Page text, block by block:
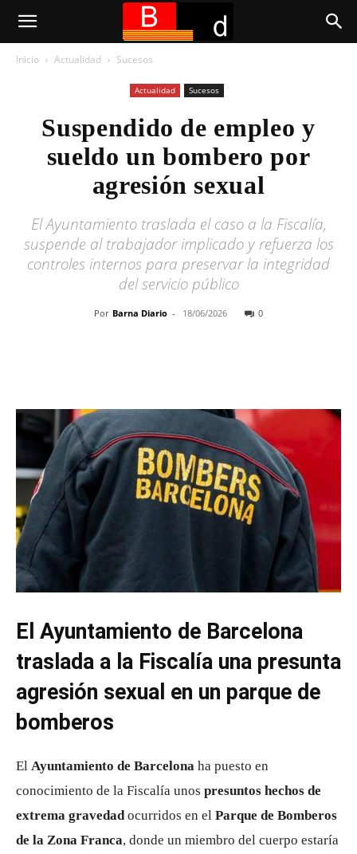
Inicio Actualidad Sucesos
Actualidad Sucesos
Suspendido de empleo y
sueldo un bombero por
agresión sexual
El Ayuntamiento traslada el caso a la Fiscalía,
suspende al trabajador implicado y refuerza los
controles internos para preservar la integridad
del servicio público
Por Barna Diario - 18/06/2026 0
El Ayuntamiento de Barcelona
traslada a la Fiscalía una presunta
agresión sexual en un parque de
bomberos
El Ayuntamiento de Barcelona ha puesto en
conocimiento de la Fiscalía unos presuntos hechos de
extrema gravedad ocurridos en el Parque de Bomberos
de la Zona Franca, donde un miembro del cuerpo estaría